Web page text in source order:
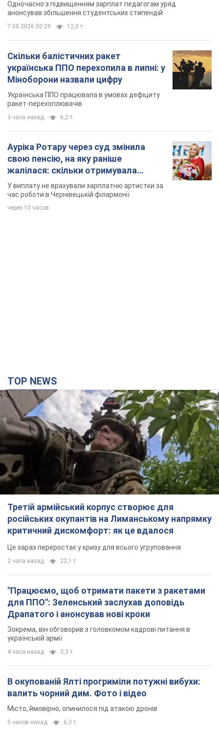
Одночасно з підвищенням зарплат педагогам уряд
анонсував збільшення студентських стипендій
7.08.2026 00:29 12,0 т.
Скільки балістичних ракет
українська ППО перехопила в липні: у
Міноборони назвали цифру
Українська ППО працювала в умовах дефіциту
ракет-перехоплювачів
3 часа назад 6,2 т.
Ауріка Ротару через суд змінила
свою пенсію, на яку раніше
жалілася: скільки отримувала
співачка
У виплату не врахували зарплатню артистки за
час роботи в Чернівецькій філармонії
через 10 часов
TOP NEWS
Третій армійський корпус створює для
російських окупантів на Лиманському напрямку
критичний дискомфорт: як це вдалося
Це зараз переростає у кризу для всього угруповання
2 часа назад 22,1 т.
"Працюємо, щоб отримати пакети з ракетами
для ППО": Зеленський заслухав доповідь
Драпатого і анонсував нові кроки
Зокрема, він обговорив з головкомом кадрові питання в
українській армії
4 часа назад 3,3 т.
В окупованій Ялті прогриміли потужні вибухи:
валить чорний дим. Фото і відео
Місто, ймовірно, опинилося під атакою дронів
5 часов назад 6,3 т.